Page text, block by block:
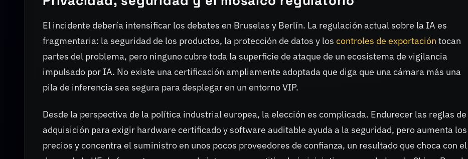
El incidente debería intensificar los debates en Bruselas y Berlín. La regulación actual sobre la IA es
fragmentaria: la seguridad de los productos, la protección de datos y los controles de exportación tocan
partes del problema, pero ninguno cubre toda la superficie de ataque de un ecosistema de vigilancia
impulsado por IA. No existe una certificación ampliamente adoptada que diga que una cámara más una
pila de inferencia sea segura para desplegar en un entorno VIP.
Desde la perspectiva de la política industrial europea, la elección es complicada. Endurecer las reglas de
adquisición para exigir hardware certificado y software auditable ayuda a la seguridad, pero aumenta los
precios y concentra el suministro en unos pocos proveedores de confianza, un resultado que choca con el